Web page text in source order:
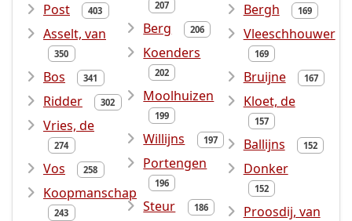
Post 403
Asselt, van
350
Bos 341
Ridder 302
Vries, de
274
Vos 258
Koopmanschap
243
207
Berg 206
Koenders
202
Moolhuizen
199
Willijns 197
Portengen
196
Steur 186
Bergh 169
Vleeschhouwer
169
Bruijne 167
Kloet, de
157
Ballijns 152
Donker
152
Proosdij, van